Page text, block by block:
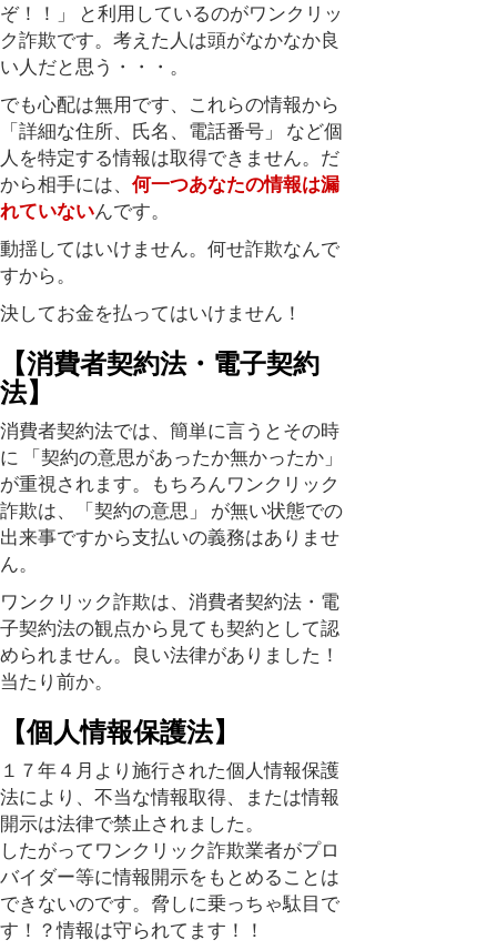
ぞ！！」 と利用しているのがワンクリッ
ク詐欺です。考えた人は頭がなかなか良
い人だと思う・・・。
でも心配は無用です、これらの情報から
「詳細な住所、氏名、電話番号」 など個
人を特定する情報は取得できません。だ
から相手には、 何一つあなたの情報は漏
れていないんです。
動揺してはいけません。何せ詐欺なんで
すから。
決してお金を払ってはいけません！
【消費者契約法・電子契約
法】
消費者契約法では、簡単に言うとその時
に 「契約の意思があったか無かったか」
が重視されます。もちろんワンクリック
詐欺は、「契約の意思」 が無い状態での
出来事ですから支払いの義務はありませ
ん。
ワンクリック詐欺は、消費者契約法・電
子契約法の観点から見ても契約として認
められません。良い法律がありました！
当たり前か。
【個人情報保護法】
１７年４月より施行された個人情報保護
法により、不当な情報取得、または情報
開示は法律で禁止されました。
したがってワンクリック詐欺業者がプロ
バイダー等に情報開示をもとめることは
できないのです。脅しに乗っちゃ駄目で
す！？情報は守られてます！！